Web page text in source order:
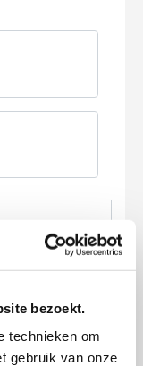
bezoekt.
technieken om
gebruik van onze